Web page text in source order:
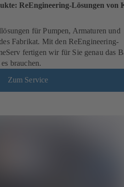
ReEngineering-Lösungen von
für Pumpen, Armaturen und
Fabrikat. Mit den ReEngineering-
fertigen wir für Sie genau das
brauchen.
Zum Service